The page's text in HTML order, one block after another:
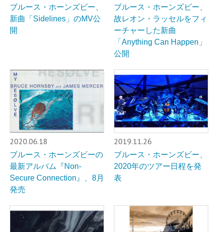
ブルース・ホーンズビー、
新曲「Sidelines」のMV公
開
ブルース・ホーンズビー、
故レオン・ラッセルをフィ
ーチャーした新曲
「Anything Can Happen」
公開
2020.06.18
ブルース・ホーンズビーの
最新アルバム『Non-
Secure Connection』、8月
発売
2019.11.26
ブルース・ホーンズビー、
2020年のツアー日程を発
表